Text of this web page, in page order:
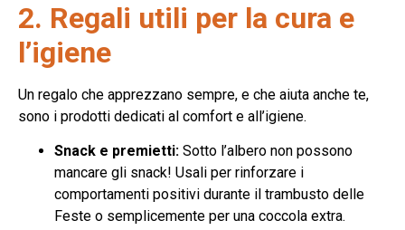
2. Regali utili per la cura e
l’igiene
Un regalo che apprezzano sempre, e che aiuta anche te,
sono i prodotti dedicati al comfort e all’igiene.
Snack e premietti: Sotto l’albero non possono
mancare gli snack! Usali per rinforzare i
comportamenti positivi durante il trambusto delle
Feste o semplicemente per una coccola extra.